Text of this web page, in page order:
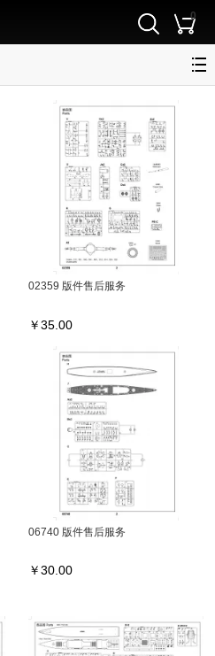
0
02359 版件售后服务
￥35.00
06740 版件售后服务
￥30.00